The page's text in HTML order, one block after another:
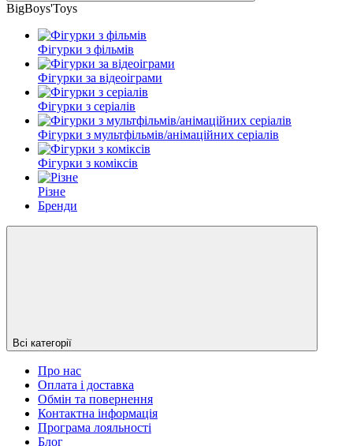
BigBoys'Toys
Фігурки з фільмів
Фігурки за відеоіграми
Фігурки з серіалів
Фігурки з мультфільмів/анімаційних серіалів
Фігурки з коміксів
Різне
Бренди
Всі категорії
Про нас
Оплата і доставка
Обмін та повернення
Контактна інформація
Програма лояльності
Блог